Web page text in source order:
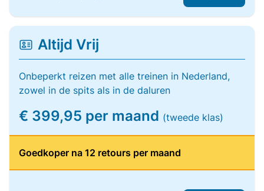
Altijd Vrij
Onbeperkt reizen met alle treinen in Nederland,
zowel in de spits als in de daluren
€ 399,95 per maand (tweede klas)
Goedkoper na 12 retours per maand